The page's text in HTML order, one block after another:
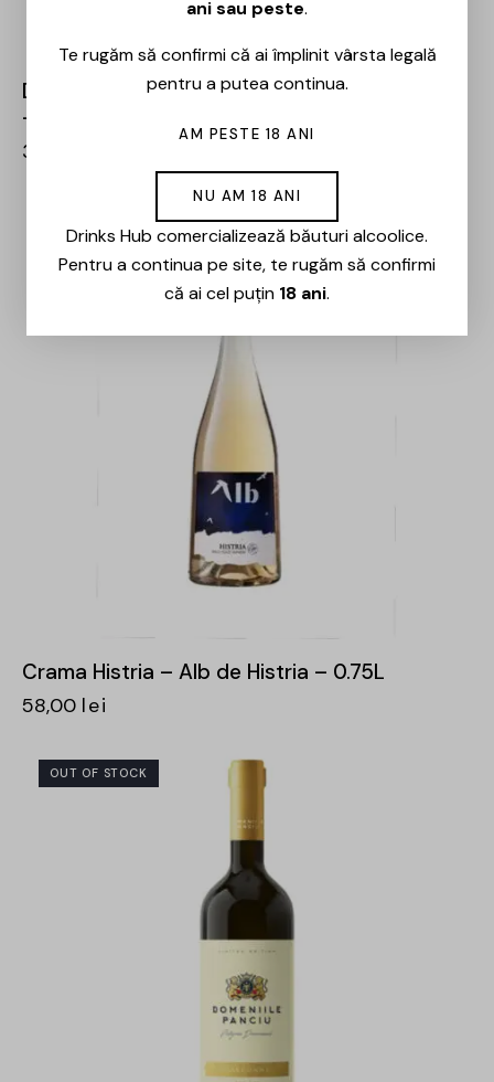
Domeniile Panciu – Riserva Băbească Neagră
– 0.75L
36,00
Crama Histria – Alb de Histria – 0.75L
58,00 lei
OUT OF STOCK
ani sau peste.
Te rugăm să confirmi că ai împlinit vârsta legală
pentru a putea continua.
AM PESTE 18 ANI
NU AM 18 ANI
Drinks Hub comercializează băuturi alcoolice.
Pentru a continua pe site, te rugăm să confirmi
că ai cel puțin 18 ani.